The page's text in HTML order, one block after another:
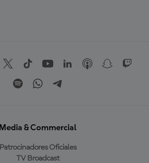
Media & Commercial
Patrocinadores Oficiales
TV Broadcast